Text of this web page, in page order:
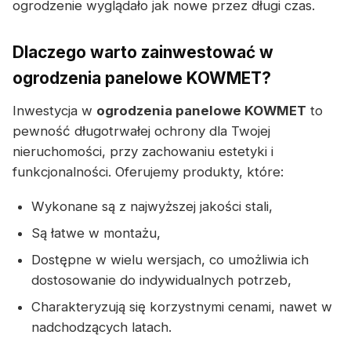
ogrodzenie wyglądało jak nowe przez długi czas.
Dlaczego warto zainwestować w
ogrodzenia panelowe KOWMET?
Inwestycja w ogrodzenia panelowe KOWMET to
pewność długotrwałej ochrony dla Twojej
nieruchomości, przy zachowaniu estetyki i
funkcjonalności. Oferujemy produkty, które:
Wykonane są z najwyższej jakości stali,
Są łatwe w montażu,
Dostępne w wielu wersjach, co umożliwia ich
dostosowanie do indywidualnych potrzeb,
Charakteryzują się korzystnymi cenami, nawet w
nadchodzących latach.